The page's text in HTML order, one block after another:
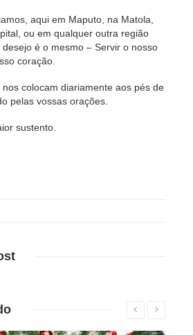
aqui em Maputo, na Matola,
ou em qualquer outra região
é o mesmo – Servir o nosso
coração.
colocam diariamente aos pés de
pelas vossas orações.
sustento.